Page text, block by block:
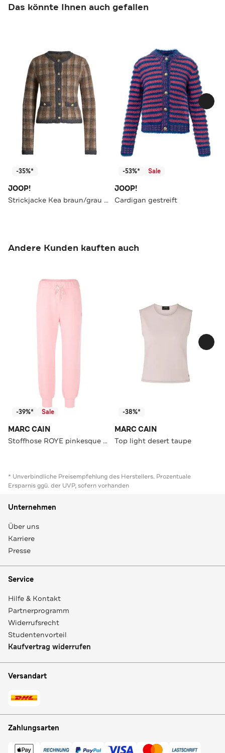
Das könnte Ihnen auch gefallen
-35%*
JOOP!
Strickjacke Kea braun/grau kariert
-53%* Sale
JOOP!
Cardigan gestreift
Andere Kunden kauften auch
-39%* Sale
MARC CAIN
Stoffhose ROYE pinkesque Straight
-38%*
MARC CAIN
Top light desert taupe
* Unverbindliche Preisempfehlung des Herstellers. Prozentuale
Ersparnis ggü. der UVP, sofern vorhanden
Unternehmen
Über uns
Karriere
Presse
Service
Hilfe & Kontakt
Partnerprogramm
Widerrufsrecht
Studentenvorteil
Kaufvertrag widerrufen
Versandart
Zahlungsarten